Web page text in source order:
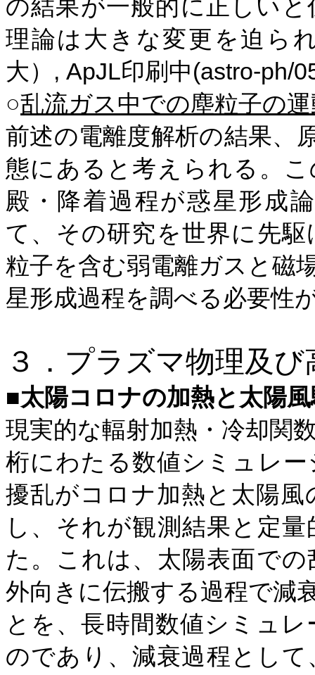
の結果が一般的に正しい
理論は大きな変更を迫ら
大） , ApJL印刷中(astro-ph/
○乱流ガス中での塵粒子の
前述の電離度解析の結果、
態にあると考えられる。
殿・降着過程が惑星形成
て、その研究を世界に先
粒子を含む弱電離ガスと磁
星形成過程を調べる必要性
３．プラズマ物理及
■太陽コロナの加熱と太陽
現実的な輻射加熱・冷却関
桁にわたる数値シミュレ
擾乱がコロナ加熱と太陽
し、それが観測結果と定
た。これは、 太陽表面で
外向きに伝搬する過程で減
とを、長時間数値シミュ
のであり、減衰過程とし